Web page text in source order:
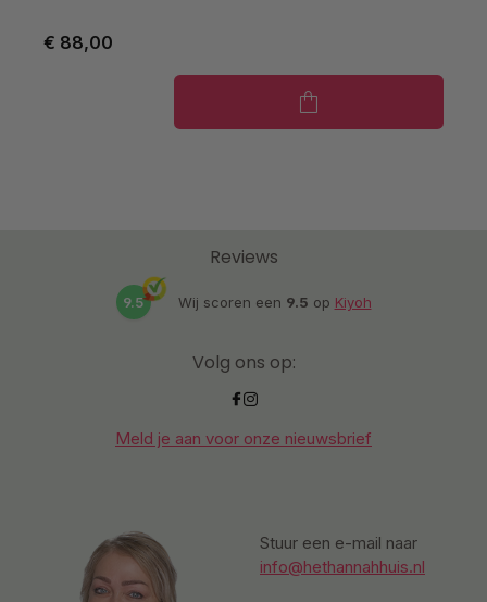
€ 88,00
Stuur een e-mail naar
info@hethannahhuis.nl
Reviews
9.5 Wij scoren een 9.5 op Kiyoh
Volg ons op:
Meld je aan voor onze nieuwsbrief